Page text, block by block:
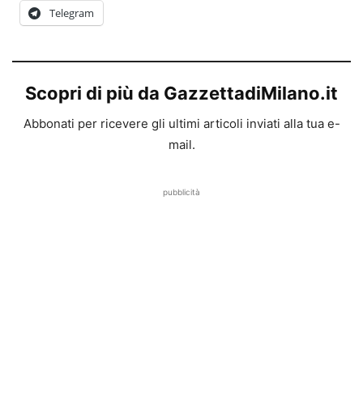
Telegram
Scopri di più da GazzettadiMilano.it
Abbonati per ricevere gli ultimi articoli inviati alla tua e-
mail.
pubblicità